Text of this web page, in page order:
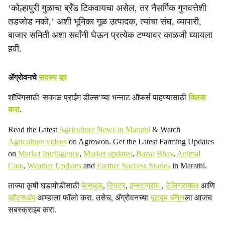
‘कोल्हापुरी गुळाचा ब्रँड टिकवायचा असेल, तर नैसर्गिक गुणवत्तेशी
तडजोड नको,’ अशी भूमिका गूळ उत्पादक, त्यांचा संघ, व्यापारी,
बाजार समिती अशा सर्वांनी घेऊन प्रत्येक टप्प्यावर काळजी घ्यायला
हवी.
ॲग्रोवनचेसदस्य व्हा
शॉपिंगसाठी 'सकाळ प्राईम डील्स'च्या भन्नाट ऑफर्स पाहण्यासाठीक्लिक
करा.
Read the Latest Agriculture News in Marathi & Watch
Agriculture videos on Agrowon. Get the Latest Farming Updates
on Market Intelligence, Market updates, Bazar Bhav, Animal
Care, Weather Updates and Farmer Success Stories in Marathi.
ताज्या कृषी घडामोडींसाठीफेसबुक,ट्विटर,इन्स्टाग्राम ,टेलिग्रामवरआणि
व्हॉट्सॲप आम्हाला फॉलो करा. तसेच, ॲग्रोवनच्यायूट्यूब चॅनेलला आजच
सबस्क्राइब करा.